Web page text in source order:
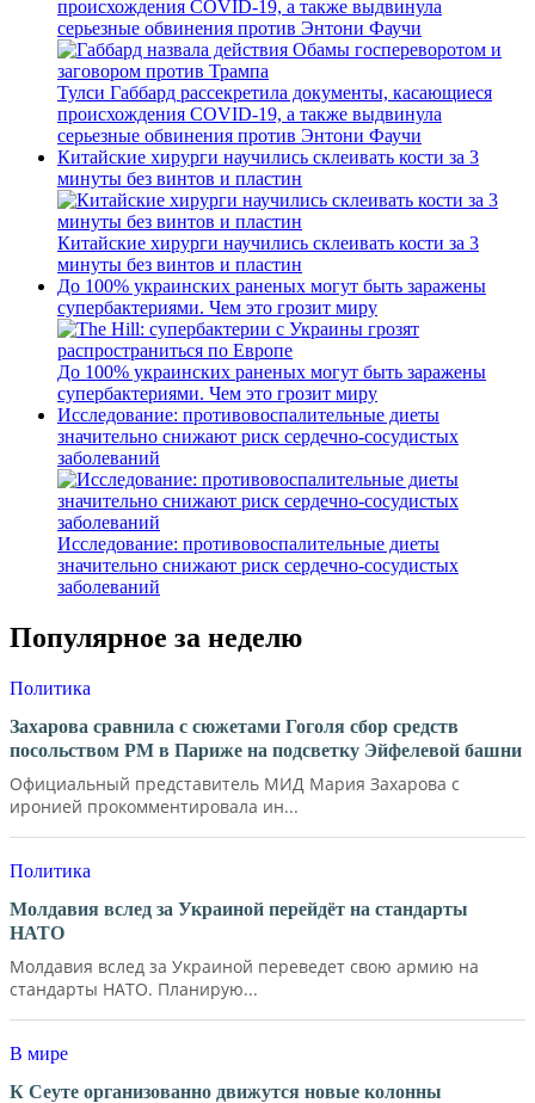
происхождения COVID-19, а также выдвинула
серьезные обвинения против Энтони Фаучи
Тулси Габбард рассекретила документы, касающиеся
происхождения COVID-19, а также выдвинула
серьезные обвинения против Энтони Фаучи
Китайские хирурги научились склеивать кости за 3
минуты без винтов и пластин
Китайские хирурги научились склеивать кости за 3
минуты без винтов и пластин
До 100% украинских раненых могут быть заражены
супербактериями. Чем это грозит миру
До 100% украинских раненых могут быть заражены
супербактериями. Чем это грозит миру
Исследование: противовоспалительные диеты
значительно снижают риск сердечно-сосудистых
заболеваний
Исследование: противовоспалительные диеты
значительно снижают риск сердечно-сосудистых
заболеваний
Популярное за неделю
Политика
Захарова сравнила с сюжетами Гоголя сбор средств
посольством РМ в Париже на подсветку Эйфелевой башни
Официальный представитель МИД Мария Захарова с
иронией прокомментировала ин...
Политика
Молдавия вслед за Украиной перейдёт на стандарты
НАТО
Молдавия вслед за Украиной переведет свою армию на
стандарты НАТО. Планирую...
В мире
К Сеуте организованно движутся новые колонны